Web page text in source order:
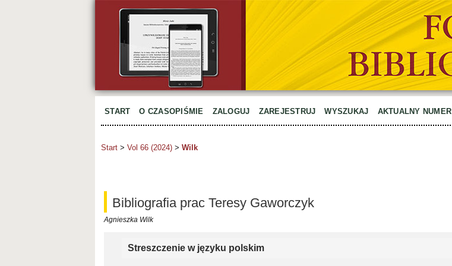
START O CZASOPIŚMIE ZALOGUJ ZAREJESTRUJ WYSZUKAJ AKTUALNY NUMER
Start > Vol 66 (2024) > Wilk
Bibliografia prac Teresy Gaworczyk
Agnieszka Wilk
Streszczenie w języku polskim